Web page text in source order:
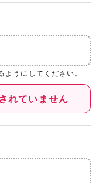
うにしてください。
れていません